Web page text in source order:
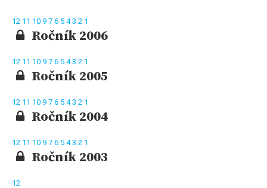
12 11 10 9 7 6 5 43 2 1
Ročník 2006
12 11 10 9 7 6 5 43 2 1
Ročník 2005
12 11 10 9 7 6 5 43 2 1
Ročník 2004
12 11 10 9 7 6 5 43 2 1
Ročník 2003
12